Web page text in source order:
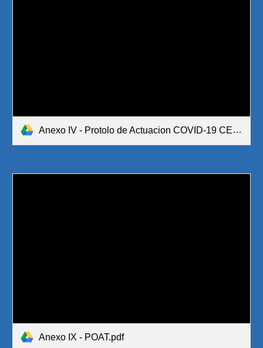
Anexo IV - Protolo de Actuacion COVID-19 CEIP Hispanidad - Modificación 6.pdf
Anexo IX - POAT.pdf